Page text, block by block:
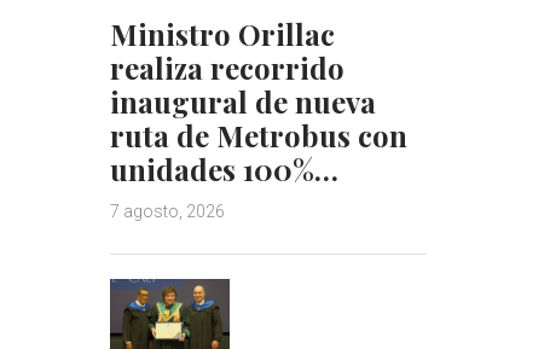
Ministro Orillac
realiza recorrido
inaugural de nueva
ruta de Metrobus con
unidades 100%…
7 agosto, 2026